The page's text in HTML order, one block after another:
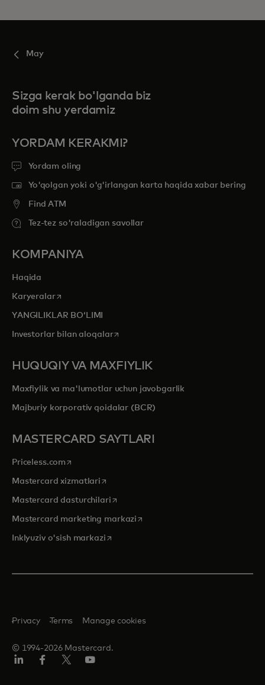
May
Sizga kerak bo'lganda biz
doim shu yerdamiz
YORDAM KERAKMI?
Yordam oling
Yo'qolgan yoki o'g'irlangan karta haqida xabar bering
Find ATM
Tez-tez so'raladigan savollar
KOMPANIYA
Haqida
Karyeralaropens in a new tab
YANGILIKLAR BOʻLIMI
Investorlar bilan aloqalaropens in a new tab
HUQUQIY VA MAXFIYLIK
Maxfiylik va ma'lumotlar uchun javobgarlik
Majburiy korporativ qoidalar (BCR)
MASTERCARD SAYTLARI
Priceless.com opens in a new tab
Mastercard xizmatlari opens in a new tab
Mastercard dasturchilariopens in a new tab
Mastercard marketing markazi opens in a new tab
Inklyuziv o'sish markaziopens in a new tab
© 1994-2026 Mastercard.
Privacy Terms Manage cookies